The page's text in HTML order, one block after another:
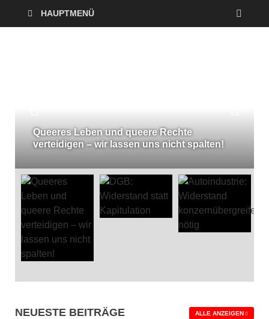
HAUPTMENÜ
Queeres Leben und queere Rechte
verteidigen – wir lassen uns nicht spalten!
NEUESTE BEITRÄGE ALLE ANZEIGEN